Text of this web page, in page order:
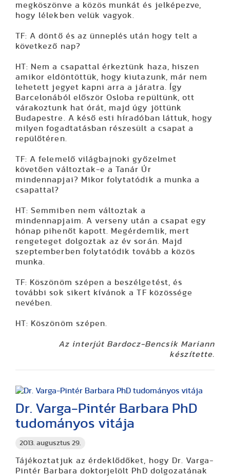
megköszönve a közös munkát és jelképezve,
hogy lélekben velük vagyok.
TF: A döntő és az ünneplés után hogy telt a
következő nap?
HT: Nem a csapattal érkeztünk haza, hiszen
amikor eldöntöttük, hogy kiutazunk, már nem
lehetett jegyet kapni arra a járatra. Így
Barcelonából először Osloba repültünk, ott
várakoztunk hat órát, majd úgy jöttünk
Budapestre. A késő esti híradóban láttuk, hogy
milyen fogadtatásban részesült a csapat a
repülőtéren.
TF: A felemelő világbajnoki győzelmet
követően változtak-e a Tanár Úr
mindennapjai? Mikor folytatódik a munka a
csapattal?
HT: Semmiben nem változtak a
mindennapjaim. A verseny után a csapat egy
hónap pihenőt kapott. Megérdemlik, mert
rengeteget dolgoztak az év során. Majd
szeptemberben folytatódik tovább a közös
munka.
TF: Köszönöm szépen a beszélgetést, és
további sok sikert kívánok a TF közössége
nevében.
HT: Köszönöm szépen.
Az interjút Bardocz-Bencsik Mariann
készítette.
2013. augusztus 29.
Dr. Varga-Pintér Barbara PhD
tudományos vitája
Tájékoztatjuk az érdeklődőket, hogy Dr. Varga-
Pintér Barbara doktorjelölt PhD dolgozatának